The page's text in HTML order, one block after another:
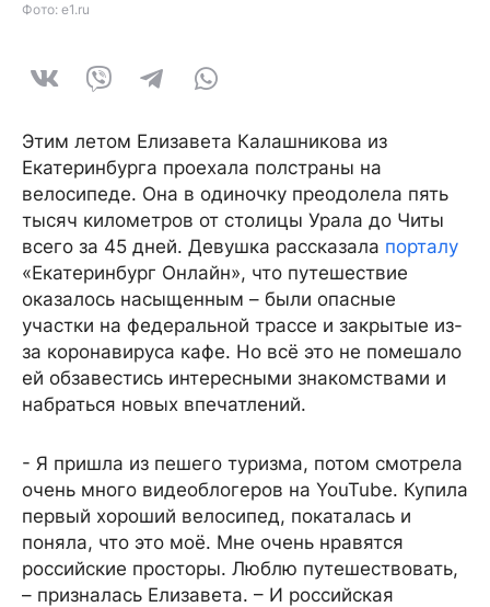
Фото: e1.ru
Этим летом Елизавета Калашникова из
Екатеринбурга проехала полстраны на
велосипеде. Она в одиночку преодолела пять
тысяч километров от столицы Урала до Читы
всего за 45 дней. Девушка рассказала порталу
«Екатеринбург Онлайн», что путешествие
оказалось насыщенным – были опасные
участки на федеральной трассе и закрытые из-
за коронавируса кафе. Но всё это не помешало
ей обзавестись интересными знакомствами и
набраться новых впечатлений.
- Я пришла из пешего туризма, потом смотрела
очень много видеоблогеров на YouTube. Купила
первый хороший велосипед, покаталась и
поняла, что это моё. Мне очень нравятся
российские просторы. Люблю путешествовать,
– призналась Елизавета. – И российская